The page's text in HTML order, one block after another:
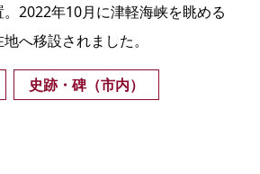
2022年10月に津軽海峡を眺める
へ移設されました。
史跡・碑（市内）